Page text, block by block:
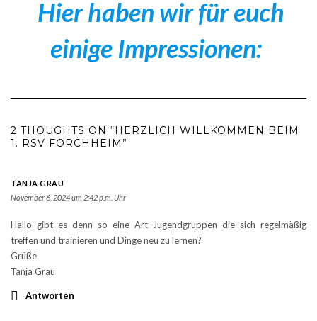
Hier haben wir für euch
einige Impressionen:
2 THOUGHTS ON “HERZLICH WILLKOMMEN BEIM
1. RSV FORCHHEIM”
TANJA GRAU
November 6, 2024 um 2:42 p.m. Uhr
Hallo gibt es denn so eine Art Jugendgruppen die sich regelmäßig
treffen und trainieren und Dinge neu zu lernen?
Grüße
Tanja Grau
Antworten